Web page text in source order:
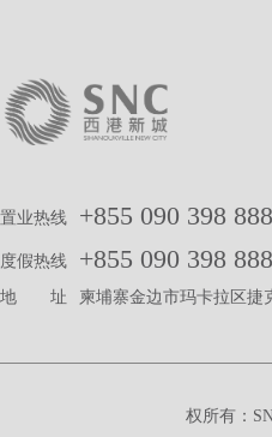
置业热线 +855 090 398 888
度假热线 +855 090 398 888
地 址 柬埔寨金边市玛卡拉区捷
权所有：